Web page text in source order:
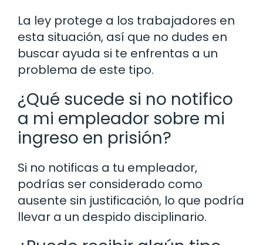
La ley protege a los trabajadores en
esta situación, así que no dudes en
buscar ayuda si te enfrentas a un
problema de este tipo.
¿Qué sucede si no notifico
a mi empleador sobre mi
ingreso en prisión?
Si no notificas a tu empleador,
podrías ser considerado como
ausente sin justificación, lo que podría
llevar a un despido disciplinario.